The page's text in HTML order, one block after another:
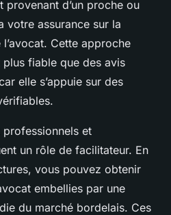
d’un proche ou
votre assurance sur la
Cette approche
fiable que des avis
elle s’appuie sur des
professionnels et
un rôle de facilitateur. En
vous pouvez obtenir
embellies par une
du marché bordelais. Ces